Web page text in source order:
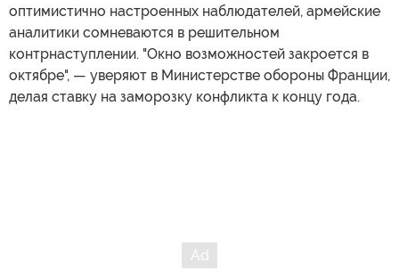
оптимистично настроенных наблюдателей, армейские
аналитики сомневаются в решительном
контрнаступлении. "Окно возможностей закроется в
октябре", — уверяют в Министерстве обороны Франции,
делая ставку на заморозку конфликта к концу года.